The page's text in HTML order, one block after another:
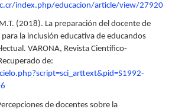
index.php/educacion/article/view/27920
(2018). La preparación del docente de
para la inclusión educativa de educandos
VARONA, Revista Científico-
de:
de docentes sobre la